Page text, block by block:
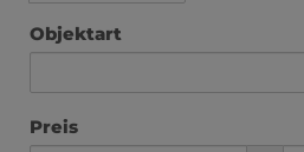
Objektart
Preis